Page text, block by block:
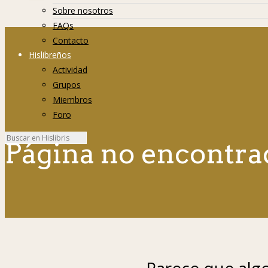
Sobre nosotros
FAQs
Contacto
Hislibreños
Actividad
Grupos
Miembros
Foro
Página no